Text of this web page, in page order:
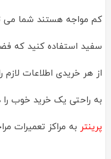
کم مواجه هستند شما می
سفید استفاده کنید که
از هر خریدی اطلاعات لازم
به راحتی یک خرید خوب را
پرینتر به مراکز تعمیرات